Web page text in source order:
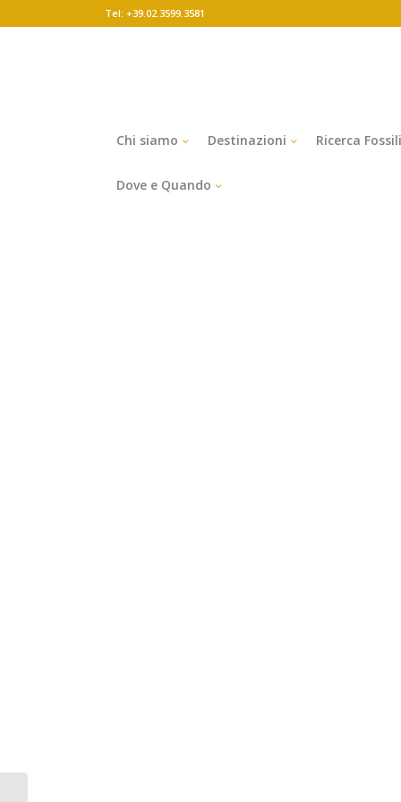
Tel: +39.02.3599.3581
Chi siamo Destinazioni Ricerca Fossili
Dove e Quando